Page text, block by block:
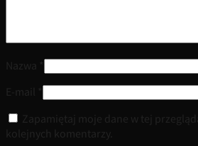
Nazwa
E-mail
Zapamiętaj moje dane w tej
kolejnych komentarzy.